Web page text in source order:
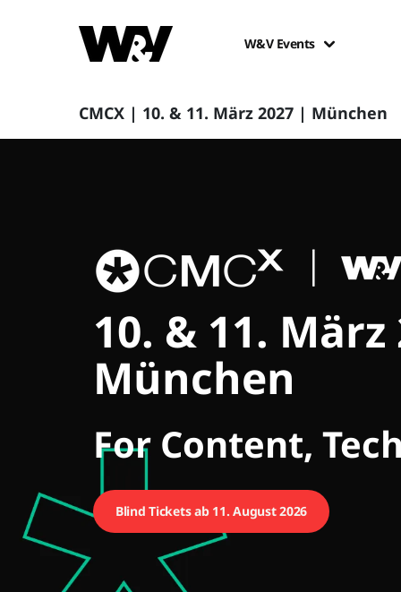
W&V Events
CMCX | 10. & 11. März 2027 | München
CMCX
10. & 11. März
München
For Content,
Blind Tickets ab 11. August 2026